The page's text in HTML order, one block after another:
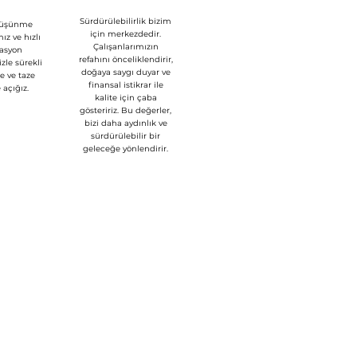
ve hızlı
sürekli
ve taze
Sürdürülebilirlik bizim
için merkezdedir.
Çalışanlarımızın
refahını önceliklendirir,
doğaya saygı duyar ve
finansal istikrar ile
kalite için çaba
gösteririz. Bu değerler,
bizi daha aydınlık ve
sürdürülebilir bir
geleceğe yönlendirir.